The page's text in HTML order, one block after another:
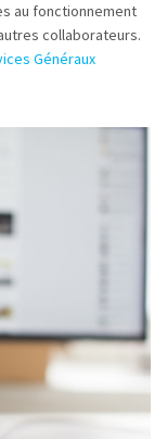
au fonctionnement
collaborateurs.
Généraux